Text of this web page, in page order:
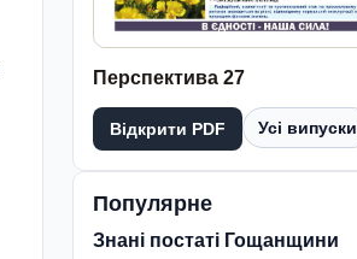
Перспектива 27
Відкрити PDF Усі випуски
Популярне
Знані постаті Гощанщини